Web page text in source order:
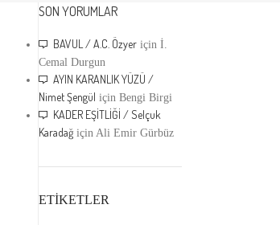
SON YORUMLAR
BAVUL / A.C. Özyer içinİ.
Cemal Durgun
AYIN KARANLIK YÜZÜ /
Nimet Şengül içinBengi Birgi
KADER EŞİTLİĞİ / Selçuk
Karadağ için Ali Emir Gürbüz
ETİKETLER